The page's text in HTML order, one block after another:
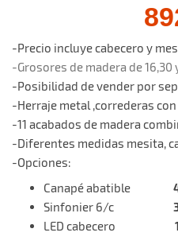
-Precio incluye cabecero y
-Grosores de madera de 16,30
-Posibilidad de vender por
-Herraje metal ,correderas
-11 acabados de madera
-Diferentes medidas mesita,
-Opciones:
Canapé abatible
Sinfonier 6/c
LED cabecero